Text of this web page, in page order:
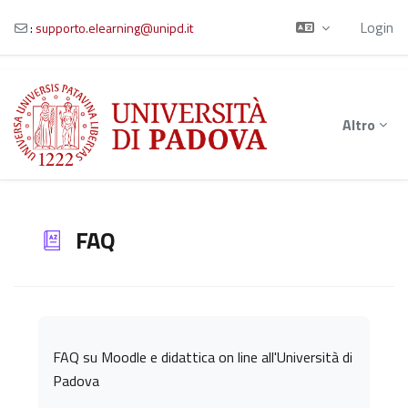
Vai al contenuto principale
: supporto.elearning@unipd.it Login
Altro
FAQ
FAQ su Moodle e didattica on line all'Università di
Padova